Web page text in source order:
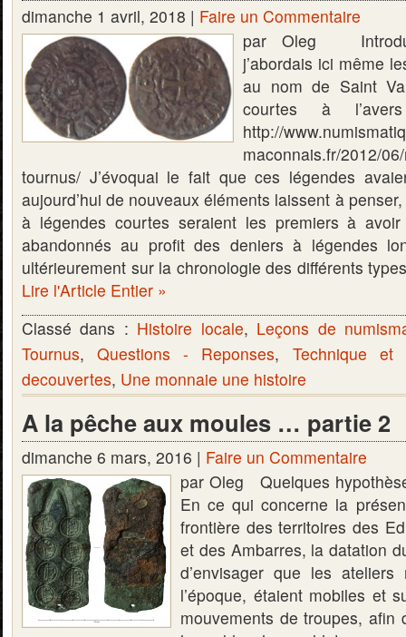
dimanche 1 avril, 2018 | Faire un Commentaire
par Oleg
j’abordais ici même
au nom de Saint
courtes à
http://
maconnais.fr/2012/
tournus/ J’évoquai le fait que ces légendes
aujourd’hui de nouveaux éléments laissent à
à légendes courtes seraient les premiers à
abandonnés au profit des deniers à légendes
ultérieurement sur la chronologie des différents
Lire l'Article Entier »
Classé dans : Histoire locale, Leçons de
Tournus,Questions - Reponses, Technique et
decouvertes, Une monnaie une histoire
A la pêche aux moules … partie 2
dimanche 6 mars, 2016 | Faire un Commentaire
par Oleg Quelques
En ce qui concerne la
frontière des territoires des
et des Ambarres, la datation
d’envisager que les
l’époque, étaient mobiles et
mouvements de troupes, afin